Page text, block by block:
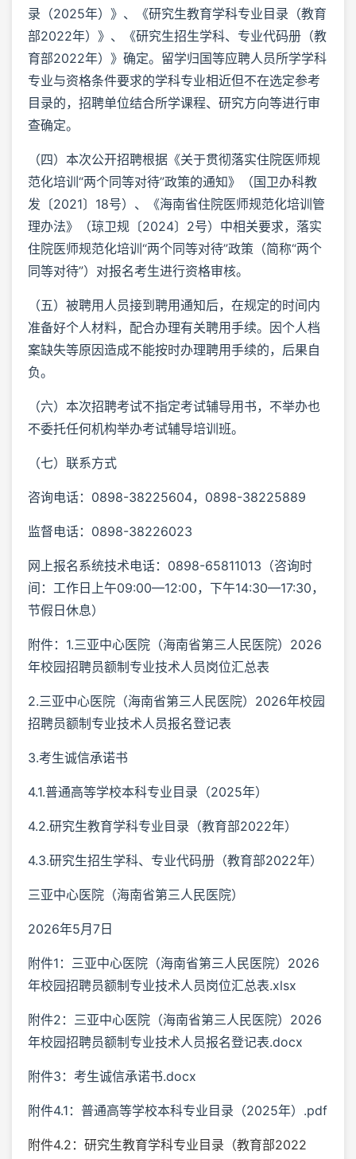
录（2025年）》、《研究生教育学科专业目录（教育
部2022年）》、《研究生招生学科、专业代码册（教
育部2022年）》确定。留学归国等应聘人员所学学科
专业与资格条件要求的学科专业相近但不在选定参考
目录的，招聘单位结合所学课程、研究方向等进行审
查确定。
（四）本次公开招聘根据《关于贯彻落实住院医师规
范化培训“两个同等对待”政策的通知》（国卫办科教
发〔2021〕18号）、《海南省住院医师规范化培训管
理办法》（琼卫规〔2024〕2号）中相关要求，落实
住院医师规范化培训“两个同等对待”政策（简称“两个
同等对待”）对报名考生进行资格审核。
（五）被聘用人员接到聘用通知后，在规定的时间内
准备好个人材料，配合办理有关聘用手续。因个人档
案缺失等原因造成不能按时办理聘用手续的，后果自
负。
（六）本次招聘考试不指定考试辅导用书，不举办也
不委托任何机构举办考试辅导培训班。
（七）联系方式
咨询电话：0898-38225604，0898-38225889
监督电话：0898-38226023
网上报名系统技术电话：0898-65811013（咨询时
间：工作日上午09:00—12:00，下午14:30—17:30，
节假日休息）
附件：1.三亚中心医院（海南省第三人民医院）2026
年校园招聘员额制专业技术人员岗位汇总表
2.三亚中心医院（海南省第三人民医院）2026年校园
招聘员额制专业技术人员报名登记表
3.考生诚信承诺书
4.1.普通高等学校本科专业目录（2025年）
4.2.研究生教育学科专业目录（教育部2022年）
4.3.研究生招生学科、专业代码册（教育部2022年）
三亚中心医院（海南省第三人民医院）
2026年5月7日
附件1：三亚中心医院（海南省第三人民医院）2026
年校园招聘员额制专业技术人员岗位汇总表.xlsx
附件2：三亚中心医院（海南省第三人民医院）2026
年校园招聘员额制专业技术人员报名登记表.docx
附件3：考生诚信承诺书.docx
附件4.1：普通高等学校本科专业目录（2025年）.pdf
附件4.2：研究生教育学科专业目录（教育部2022